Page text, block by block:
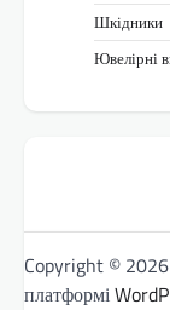
Шкідники
Ювелірні
Copyright © 2026
платформі